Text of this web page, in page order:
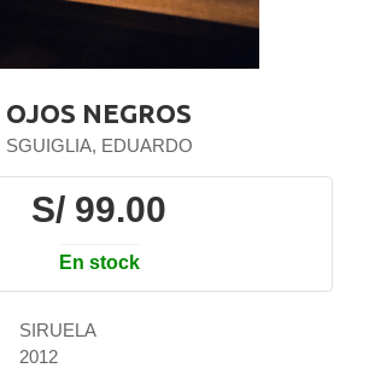
OJOS NEGROS
SGUIGLIA, EDUARDO
S/ 99.00
En stock
SIRUELA
2012